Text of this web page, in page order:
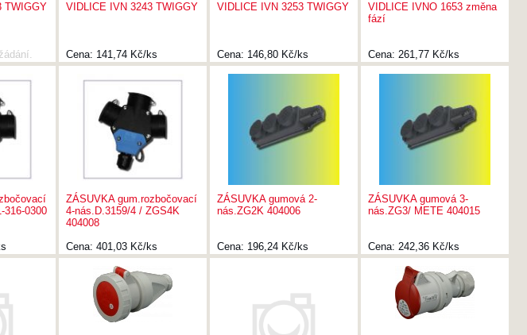
TWIGGY VIDLICE IVN 3243 TWIGGY
Cena: 141,74 Kč/ks
VIDLICE IVN 3253 TWIGGY
Cena: 146,80 Kč/ks
VIDLICE IVNO 1653 změna
fází
Cena: 261,77 Kč/ks
316-0300
ZÁSUVKA gum.rozbočovací
4-nás.D.3159/4 / ZGS4K
404008
Cena: 401,03 Kč/ks
ZÁSUVKA gumová 2-
nás.ZG2K 404006
Cena: 196,24 Kč/ks
ZÁSUVKA gumová 3-
nás.ZG3/ METE 404015
Cena: 242,36 Kč/ks